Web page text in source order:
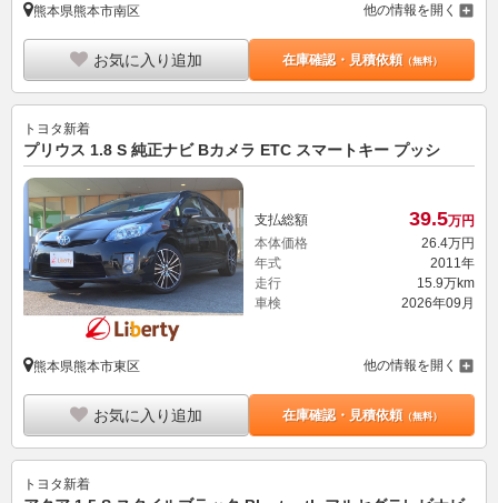
熊本県熊本市南区 他の情報を開く
お気に入り追加 在庫確認・見積依頼（無料）
トヨタ新着
プリウス 1.8 S 純正ナビ Bカメラ ETC スマートキー プッシ
支払総額 39.5万円
本体価格
26. 4万円
年式
2011年
走行
15.9万km
車検
2026年09月
熊本県熊本市東区 他の情報を開く
お気に入り追加 在庫確認・見積依頼（無料）
トヨタ新着